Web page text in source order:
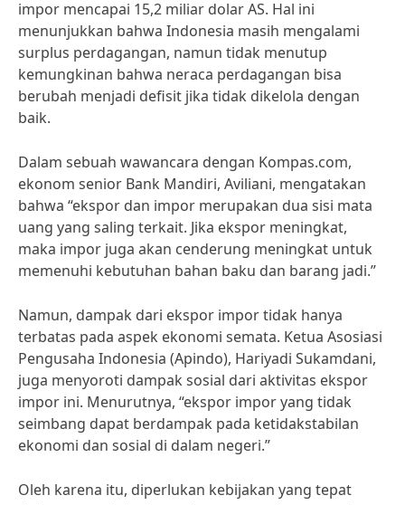
impor mencapai 15,2 miliar dolar AS. Hal ini
menunjukkan bahwa Indonesia masih mengalami
surplus perdagangan, namun tidak menutup
kemungkinan bahwa neraca perdagangan bisa
berubah menjadi defisit jika tidak dikelola dengan
baik.
Dalam sebuah wawancara dengan Kompas.com,
ekonom senior Bank Mandiri, Aviliani, mengatakan
bahwa “ekspor dan impor merupakan dua sisi mata
uang yang saling terkait. Jika ekspor meningkat,
maka impor juga akan cenderung meningkat untuk
memenuhi kebutuhan bahan baku dan barang jadi.”
Namun, dampak dari ekspor impor tidak hanya
terbatas pada aspek ekonomi semata. Ketua Asosiasi
Pengusaha Indonesia (Apindo), Hariyadi Sukamdani,
juga menyoroti dampak sosial dari aktivitas ekspor
impor ini. Menurutnya, “ekspor impor yang tidak
seimbang dapat berdampak pada ketidakstabilan
ekonomi dan sosial di dalam negeri.”
Oleh karena itu, diperlukan kebijakan yang tepat